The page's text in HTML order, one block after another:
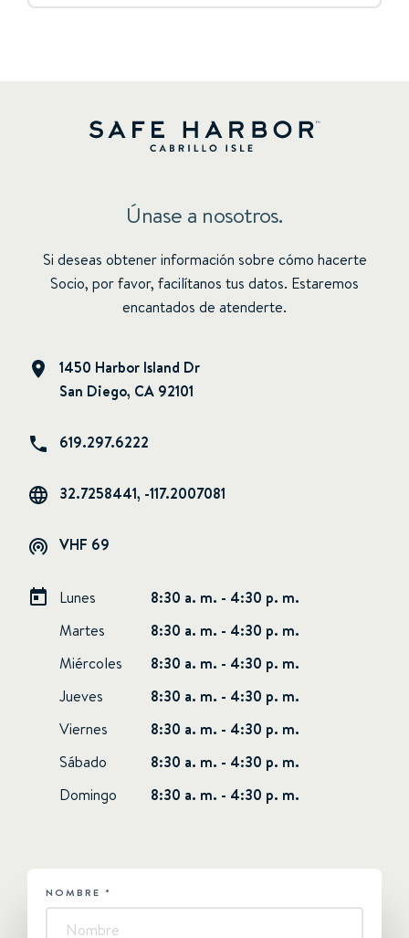
Únase a nosotros.
Si deseas obtener información sobre cómo hacerte
Socio, por favor, facilítanos tus datos. Estaremos
encantados de atenderte.
1450 Harbor Island Dr
San Diego, CA 92101
619.297.6222
32.7258441, -117.2007081
VHF 69
Lunes
8:30 a. m. - 4:30 p. m.
Martes
8:30 a. m. - 4:30 p. m.
Miércoles
8:30 a. m. - 4:30 p. m.
Jueves
8:30 a. m. - 4:30 p. m.
Viernes
8:30 a. m. - 4:30 p. m.
Sábado
8:30 a. m. - 4:30 p. m.
Domingo
8:30 a. m. - 4:30 p. m.
HUBSPOT
NOMBRE *